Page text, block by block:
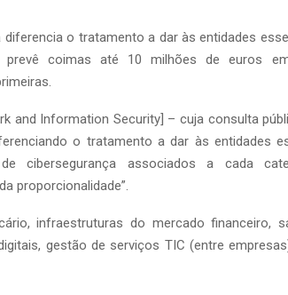
o tratamento a dar às entidades
coimas até 10 milhões de euros
and Information Security] – cuja consulta
o tratamento a dar às entidades
cibersegurança associados a cada
proporcionalidade”.
infraestruturas do mercado financeiro,
gestão de serviços TIC (entre